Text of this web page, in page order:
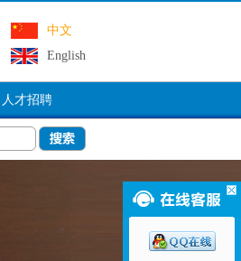
中文
English
人才招聘